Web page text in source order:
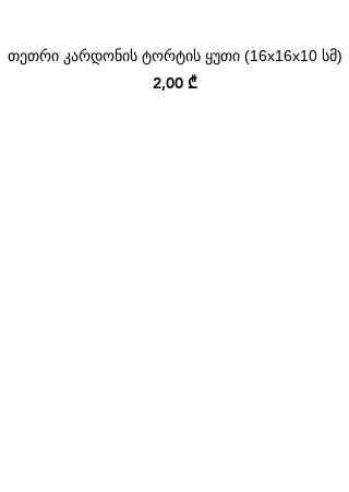
თეთრი კარდონის ტორტის ყუთი (16x16x10 სმ)
Price
2,00 ₾